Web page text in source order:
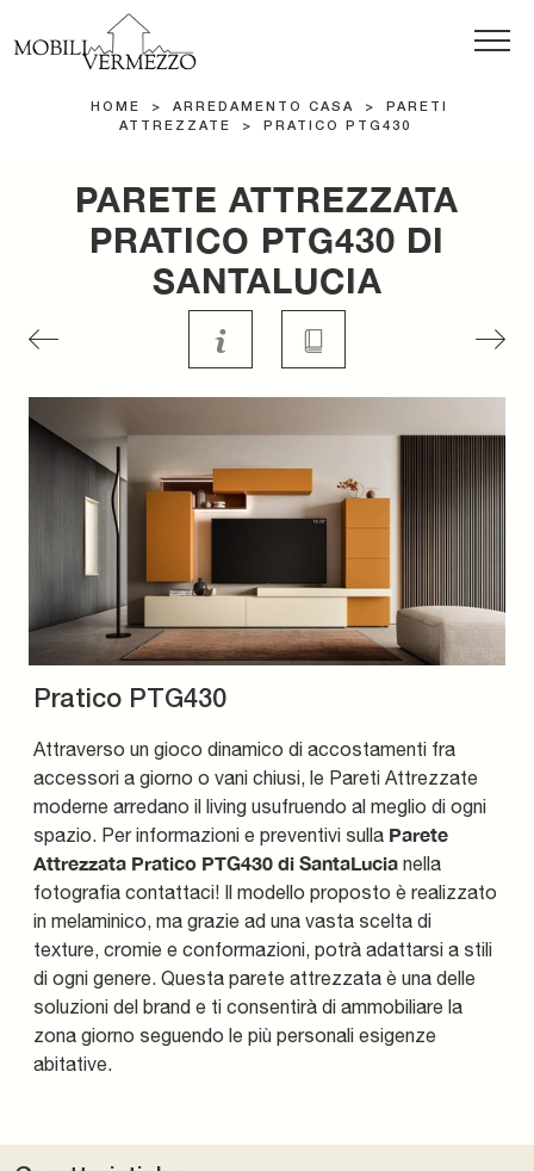
HOME > ARREDAMENTO CASA >
PARETI
ATTREZZATE
> PRATICO PTG430
PARETE ATTREZZATA
PRATICO PTG430 DI
SANTALUCIA
Pratico PTG430
Attraverso un gioco dinamico di accostamenti fra
accessori a giorno o vani chiusi, le Pareti Attrezzate
moderne arredano il living usufruendo al meglio di ogni
spazio. Per informazioni e preventivi sulla Parete
Attrezzata Pratico PTG430 di SantaLucia nella
fotografia contattaci! Il modello proposto è realizzato
in melaminico, ma grazie ad una vasta scelta di
texture, cromie e conformazioni, potrà adattarsi a stili
di ogni genere. Questa parete attrezzata è una delle
soluzioni del brand e ti consentirà di ammobiliare la
zona giorno seguendo le più personali esigenze
abitative.